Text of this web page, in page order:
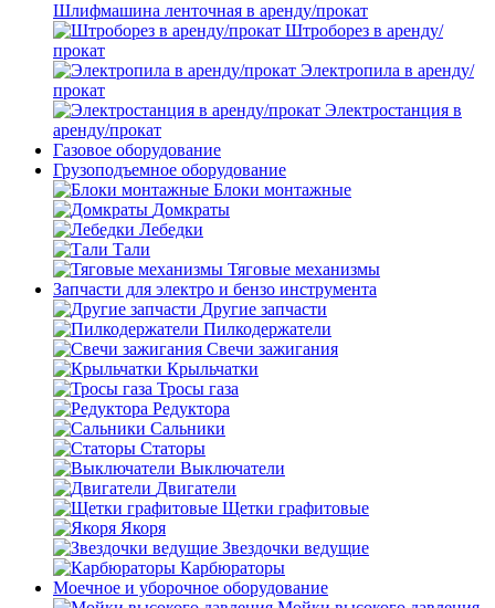
Шлифмашина ленточная в аренду/прокат
Штроборез в аренду/
прокат
Электропила в аренду/
прокат
Электростанция в
аренду/прокат
Газовое оборудование
Грузоподъемное оборудование
Блоки монтажные
Домкраты
Лебедки
Тали
Тяговые механизмы
Запчасти для электро и бензо инструмента
Другие запчасти
Пилкодержатели
Свечи зажигания
Крыльчатки
Тросы газа
Редуктора
Сальники
Статоры
Выключатели
Двигатели
Щетки графитовые
Якоря
Звездочки ведущие
Карбюраторы
Моечное и уборочное оборудование